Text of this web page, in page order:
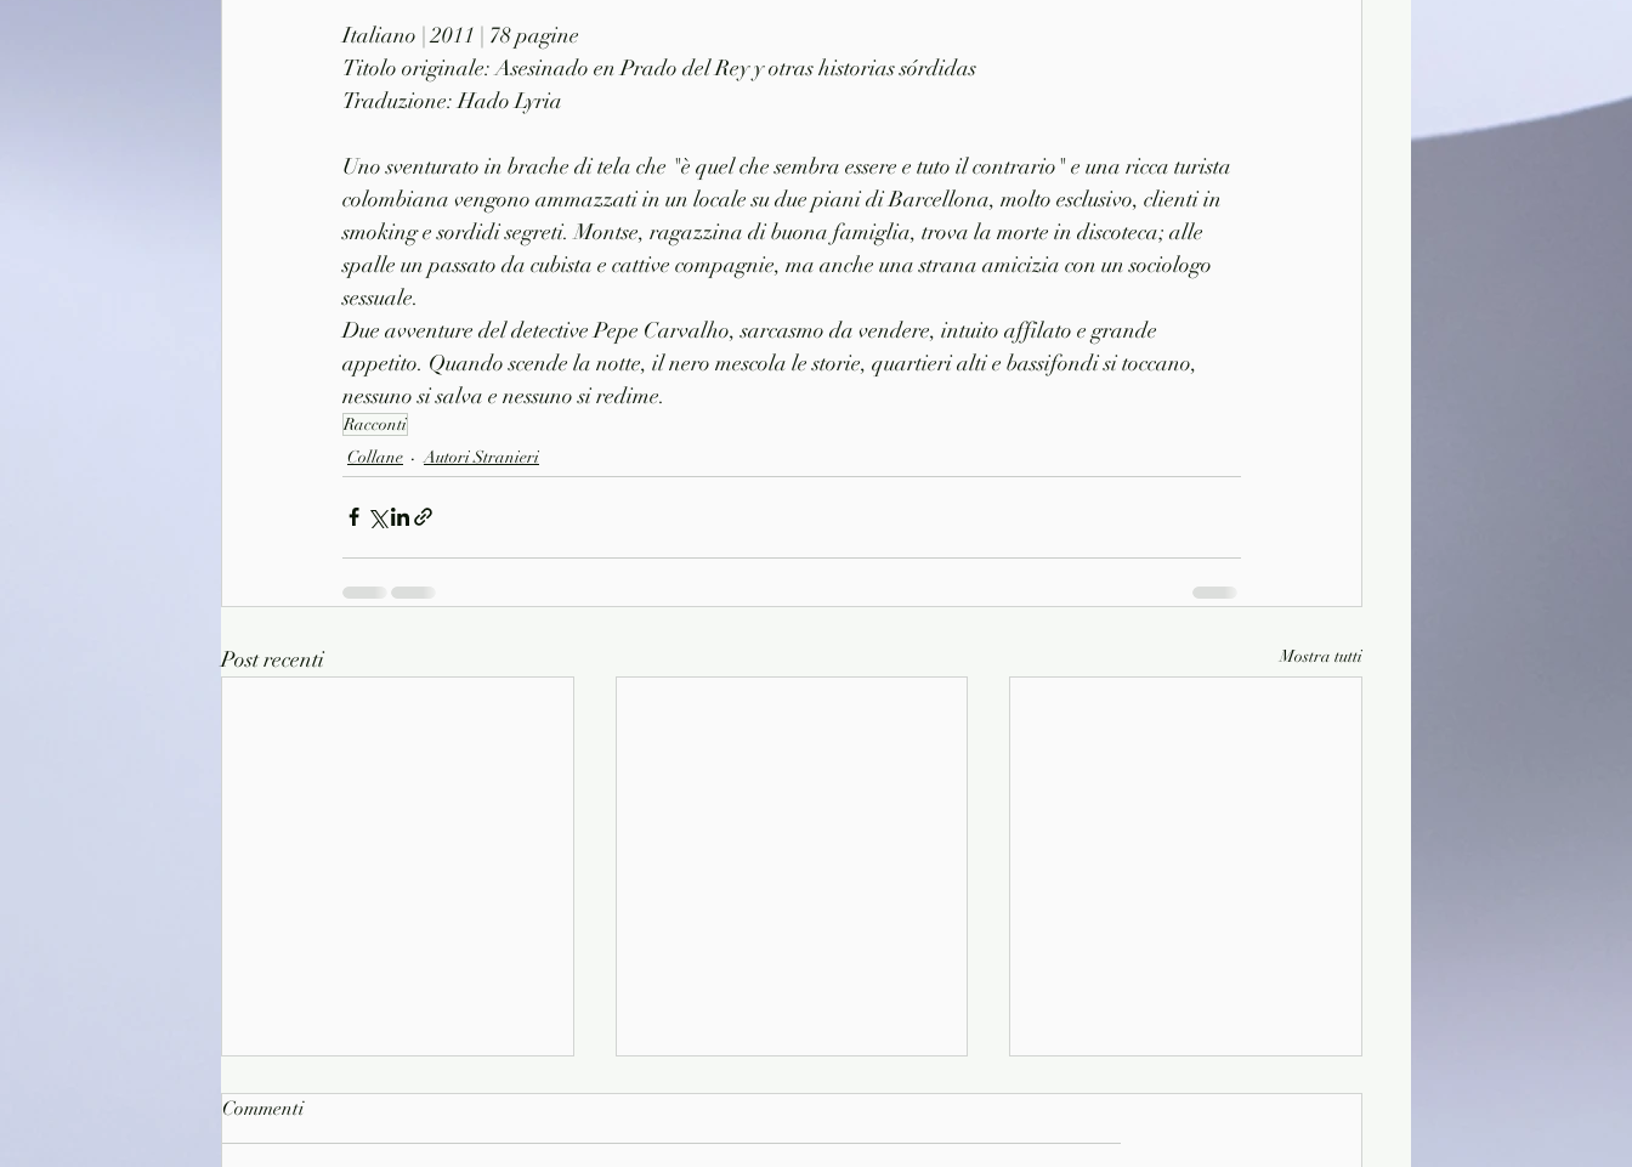
Italiano | 2011 | 78 pagine
Titolo originale: Asesinado en Prado del Rey y otras historias sórdidas
Traduzione: Hado Lyria
Uno sventurato in brache di tela che "è quel che sembra essere e tuto il contrario" e una ricca turista
colombiana vengono ammazzati in un locale su due piani di Barcellona, molto esclusivo, clienti in
smoking e sordidi segreti. Montse, ragazzina di buona famiglia, trova la morte in discoteca; alle
spalle un passato da cubista e cattive compagnie, ma anche una strana amicizia con un sociologo
sessuale.
Due avventure del detective Pepe Carvalho, sarcasmo da vendere, intuito affilato e grande
appetito. Quando scende la notte, il nero mescola le storie, quartieri alti e bassifondi si toccano,
nessuno si salva e nessuno si redime.
Racconti
Collane
Autori Stranieri
Post recenti Mostra tutti
Commenti